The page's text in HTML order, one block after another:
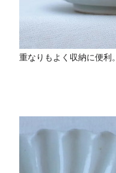
重なりもよく収納に便利。